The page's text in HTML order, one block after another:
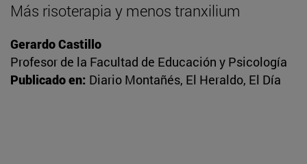
Más risoterapia y menos tranxilium
Gerardo Castillo
Profesor de la Facultad de Educación y Psicología
Publicado en: Diario Montañés, El Heraldo, El Día